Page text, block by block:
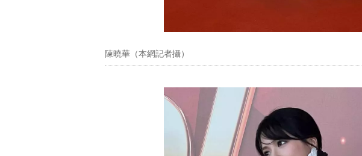
陳曉華（本網記者攝）